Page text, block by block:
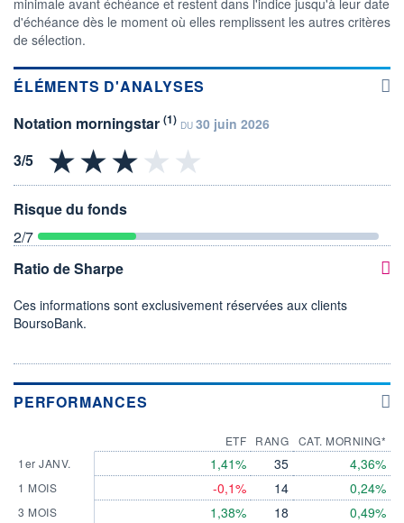
d'échéance dès le moment où elles remplissent les autres critères
de sélection.
ÉLÉMENTS D'ANALYSES
Notation morningstar (1) DU 30 juin 2026
Risque du fonds
2/7
Ratio de Sharpe
Ces informations sont exclusivement réservées aux clients
BoursoBank.
PERFORMANCES
1er JANV.
1 MOIS
3 MOIS
ETF
1,41%
-0,1%
1,38%
RANG
35
14
18
CAT. MORNING*
4,36%
0,24%
0,49%